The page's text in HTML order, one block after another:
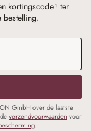
kortingscode¹ ter
bestelling.
GmbH over de laatste
verzendvoorwaarden voor
.